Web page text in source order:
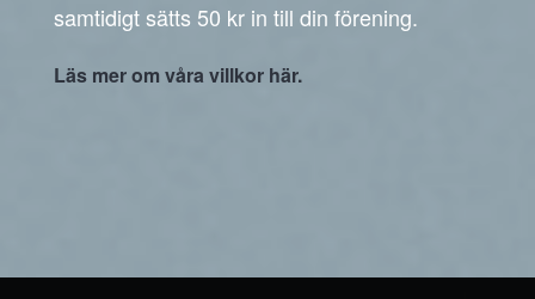
samtidigt sätts 50 kr in till din förening.
Läs mer om våra villkor här.